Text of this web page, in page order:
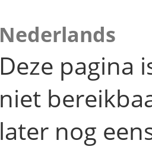
Nederlands
Deze pagina
niet
later nog